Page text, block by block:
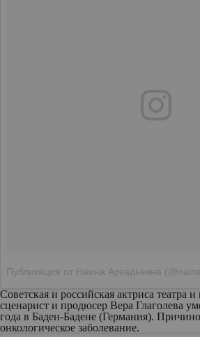
Публикация от Наина Аркадьевна
Советская и российская актриса театра
сценарист и продюсер Вера Глаголева
года в Баден-Бадене (Германия).
онкологическое заболевание.